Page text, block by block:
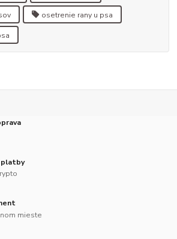
osetrenie rany u psa
platby
mieste